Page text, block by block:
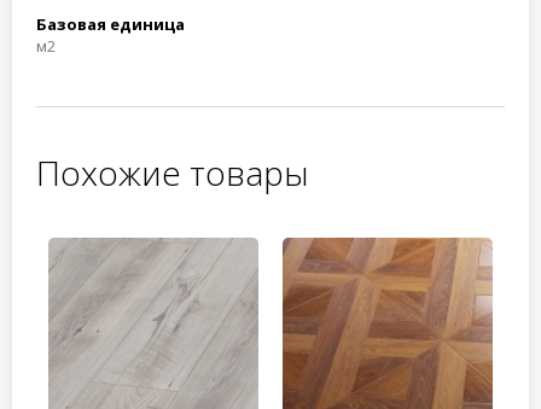
Базовая единица
м2
Похожие товары